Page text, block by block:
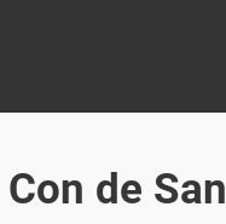
de San